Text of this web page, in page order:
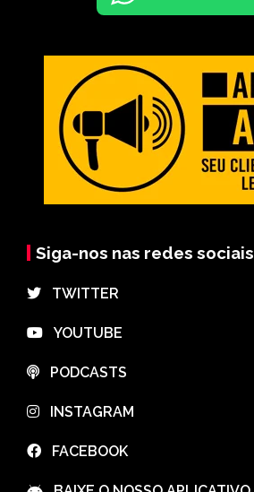
Siga-nos nas redes sociais
⠀TWITTER
⠀YOUTUBE
⠀PODCASTS
⠀INSTAGRAM
⠀FACEBOOK